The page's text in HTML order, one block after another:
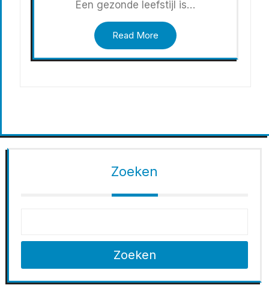
Een gezonde leefstijl is…
Read More
Zoeken
Zoeken